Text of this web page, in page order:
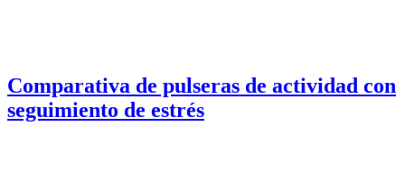
Comparativa de pulseras de actividad con
seguimiento de estrés